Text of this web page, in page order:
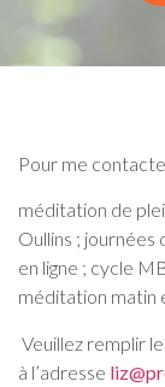
Pour me
méditation de
Oullins ; journées
en ligne ; cycle
méditation matin
Veuillez remplir
à l’adresse